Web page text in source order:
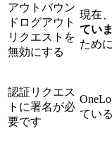
アウトバウン
ドログアウト
リクエストを
無効にする
現在
てい
ため
認証リクエス
トに署名が必
要です
てい